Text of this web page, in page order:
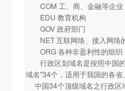
COM 工、商、金融等企业
EDU 教育机构
GOV 政府部门
NET 互联网络、接入网络
ORG 各种非盈利性的组织
行政区划域名是按照中国的
域名"34个，适用于我国的各
中国34个顶级域名之行政区